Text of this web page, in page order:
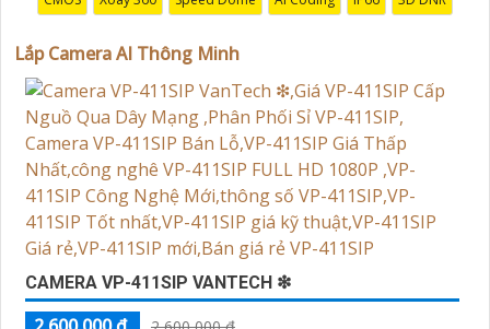
dụng di động hoặc máy tính cá nhân. ✪
An Toàn**: Dữ liệu hình ảnh được lưu trữ an toàn và
dễ dàng truy xuất khi cần thiết, giúp hỗ trợ điều tra và
xác minh sự kiện. ✺ 4:**Tích hợp Hệ Thống**: Hệ
thống Camera AI Thông Minh có thể kết hợp với các
thiết bị an ninh khác để tạo lập một hệ thống an ninh
hoàn chỉnh.
Chúng tôi rất hân hạnh được phục vụ và hợp tác cùng
Trân trọng,
[Công ty TNHH TMDV và đầu ưt An Thành Phát]
Lắp Camera AI Thông Minh
CAMERA VP-411SIP VANTECH ❇